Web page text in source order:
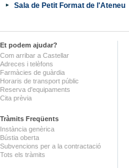
Sala de Petit Format de l'Ateneu
Et podem ajudar?
Com arribar a Castellar
Adreces i telèfons
Farmàcies de guàrdia
Horaris de transport públic
Reserva d'equipaments
Cita prèvia
Tràmits Freqüents
Instància genèrica
Bústia oberta
Subvencions per a la contractació
Tots els tràmits